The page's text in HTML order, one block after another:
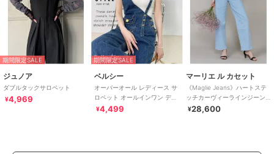
期間限定SALE
ジュノア
ダブルタックサロペット
¥4,969
期間限定SALE
ベルシー
オーバーオール レディース サ
ロペット オールインワン デニ
ムサロペット アシメショルダ
¥4,499
マーリエ ル カセット
《Maglie Jeans》ハートステ
ッチカーヴィーラインジーン
ズ
¥28,600